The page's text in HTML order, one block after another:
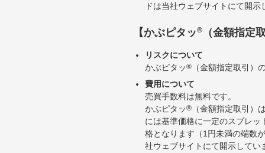
ドは当社ウェブサイトにて開
【かぶピタッ® （金額指定
リスクについて
かぶピタッ®
（金額指定取引）
費用について
売買手数料は無料です。
かぶピタッ®
（金額指定取引）
には基準価格に一定のスプレ
格となります（1円未満の端数
社ウェブサイトにて開示して